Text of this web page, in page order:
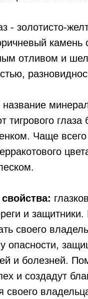
- золотисто-
камень
отливом и
тигрового глаза
Чаще всего
и
своего
опасности,
и болезней.
и создадут
своего